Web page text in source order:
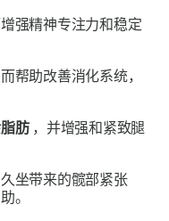
强精神专注力和稳定
帮助改善消化系统，
肪，并增强和紧致腿
坐带来的髋部紧张
。